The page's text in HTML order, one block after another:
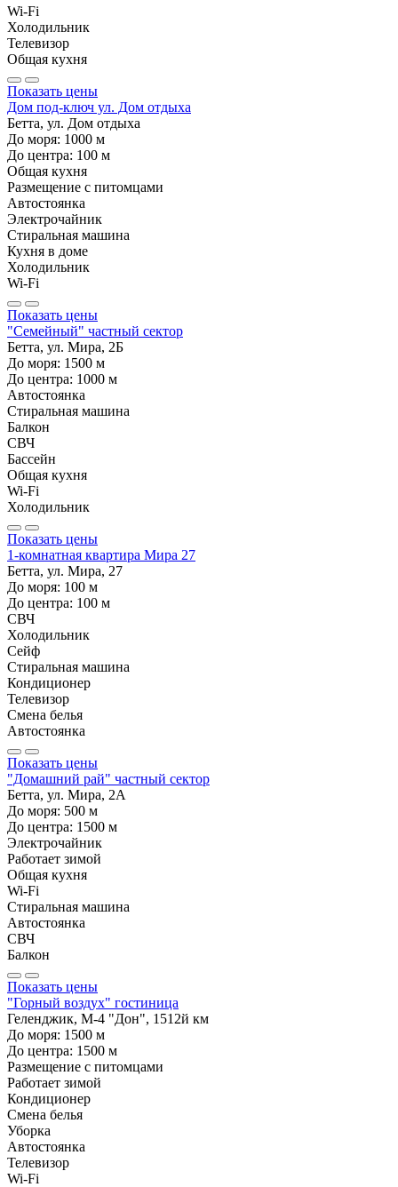
Wi-Fi
Холодильник
Телевизор
Общая кухня
Показать цены
Дом под-ключ ул. Дом отдыха
Бетта, ул. Дом отдыха
До моря: 1000 м
До центра: 100 м
Общая кухня
Размещение с питомцами
Автостоянка
Электрочайник
Стиральная машина
Кухня в доме
Холодильник
Wi-Fi
Показать цены
"Семейный" частный сектор
Бетта, ул. Мира, 2Б
До моря: 1500 м
До центра: 1000 м
Автостоянка
Стиральная машина
Балкон
СВЧ
Бассейн
Общая кухня
Wi-Fi
Холодильник
Показать цены
1-комнатная квартира Мира 27
Бетта, ул. Мира, 27
До моря: 100 м
До центра: 100 м
СВЧ
Холодильник
Сейф
Стиральная машина
Кондиционер
Телевизор
Смена белья
Автостоянка
Показать цены
"Домашний рай" частный сектор
Бетта, ул. Мира, 2А
До моря: 500 м
До центра: 1500 м
Электрочайник
Работает зимой
Общая кухня
Wi-Fi
Стиральная машина
Автостоянка
СВЧ
Балкон
Показать цены
"Горный воздух" гостиница
Геленджик, М-4 "Дон", 1512й км
До моря: 1500 м
До центра: 1500 м
Размещение с питомцами
Работает зимой
Кондиционер
Смена белья
Уборка
Автостоянка
Телевизор
Wi-Fi